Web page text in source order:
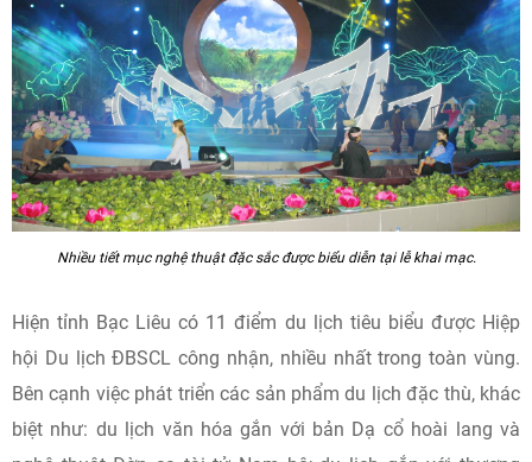
Nhiều tiết mục nghệ thuật đặc sắc được biểu diễn tại lễ khai mạc.
Hiện tỉnh Bạc Liêu có 11 điểm du lịch tiêu biểu được Hiệp
hội Du lịch ĐBSCL công nhận, nhiều nhất trong toàn vùng.
Bên cạnh việc phát triển các sản phẩm du lịch đặc thù, khác
biệt như: du lịch văn hóa gắn với bản Dạ cổ hoài lang và